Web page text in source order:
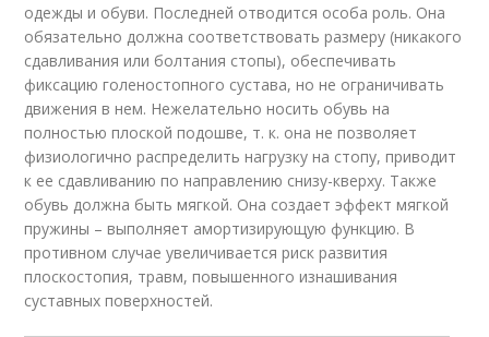
одежды и обуви. Последней отводится особа роль. Она
обязательно должна соответствовать размеру (никакого
сдавливания или болтания стопы), обеспечивать
фиксацию голеностопного сустава, но не ограничивать
движения в нем. Нежелательно носить обувь на
полностью плоской подошве, т. к. она не позволяет
физиологично распределить нагрузку на стопу, приводит
к ее сдавливанию по направлению снизу-кверху. Также
обувь должна быть мягкой. Она создает эффект мягкой
пружины – выполняет амортизирующую функцию. В
противном случае увеличивается риск развития
плоскостопия, травм, повышенного изнашивания
суставных поверхностей.